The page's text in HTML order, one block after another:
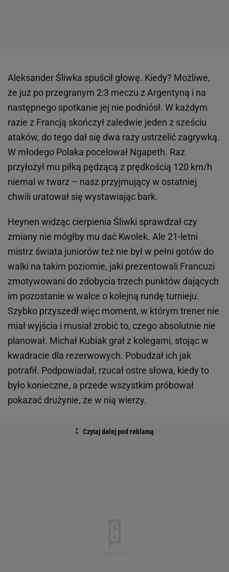
Aleksander Śliwka spuścił głowę. Kiedy? Możliwe,
że już po przegranym 2:3 meczu z Argentyną i na
następnego spotkanie jej nie podniósł. W każdym
razie z Francją skończył zaledwie jeden z sześciu
ataków, do tego dał się dwa razy ustrzelić zagrywką.
W młodego Polaka pocelował Ngapeth. Raz
przyłożył mu piłką pędzącą z prędkością 120 km/h
niemal w twarz – nasz przyjmujący w ostatniej
chwili uratował się wystawiając bark.
Heynen widząc cierpienia Śliwki sprawdzał czy
zmiany nie mógłby mu dać Kwolek. Ale 21-letni
mistrz świata juniorów też nie był w pełni gotów do
walki na takim poziomie, jaki prezentowali Francuzi
zmotywowani do zdobycia trzech punktów dających
im pozostanie w walce o kolejną rundę turnieju.
Szybko przyszedł więc moment, w którym trener nie
miał wyjścia i musiał zrobić to, czego absolutnie nie
planował. Michał Kubiak grał z kolegami, stojąc w
kwadracie dla rezerwowych. Pobudzał ich jak
potrafił. Podpowiadał, rzucał ostre słowa, kiedy to
było konieczne, a przede wszystkim próbował
pokazać drużynie, że w nią wierzy.